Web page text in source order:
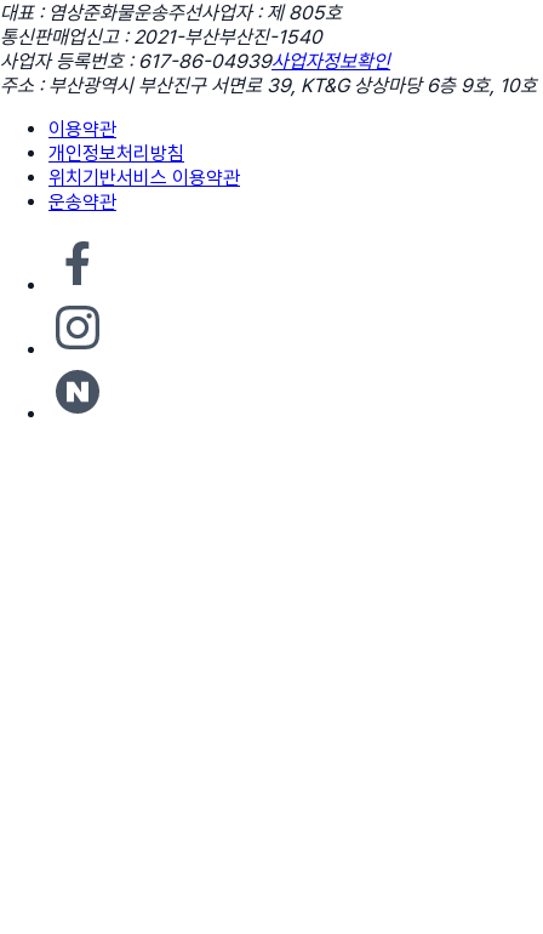
대표 : 염상준화물운송주선사업자 : 제 805호
통신판매업신고 : 2021-부산부산진-1540
사업자 등록번호 : 617-86-04939사업자정보확인
주소 : 부산광역시 부산진구 서면로 39, KT&G 상상마당 6층 9호, 10호
이용약관
개인정보처리방침
위치기반서비스 이용약관
운송약관